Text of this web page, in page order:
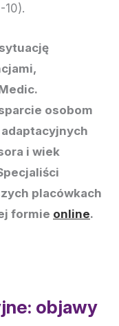
10).
osobom
i wiek
placówkach
formie online.
objawy